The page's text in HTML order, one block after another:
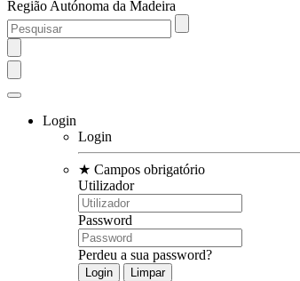
Região Autónoma da Madeira
Login
Login
★ Campos obrigatório
Utilizador
Password
Perdeu a sua password?